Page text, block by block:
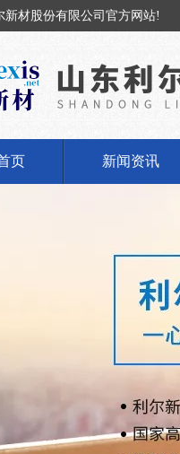
新材股份有限公司官方网站!
页 新闻资讯